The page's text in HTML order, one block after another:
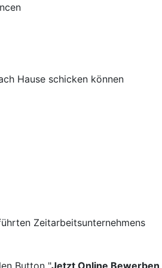
Hause schicken können
Zeitarbeitsunternehmens
Button "Jetzt Online Bewerben